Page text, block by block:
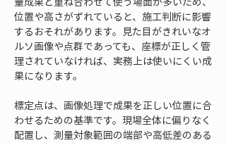
位置や高さがずれていると、施工判断に影響
するおそれがあります。見た目がきれいなオ
ルソ画像や点群であっても、座標が正しく管
理されていなければ、実務上は使いにくい成
果になります。
標定点は、画像処理で成果を正しい位置に合
わせるための基準です。現場全体に偏りなく
配置し、測量対象範囲の端部や高低差のある